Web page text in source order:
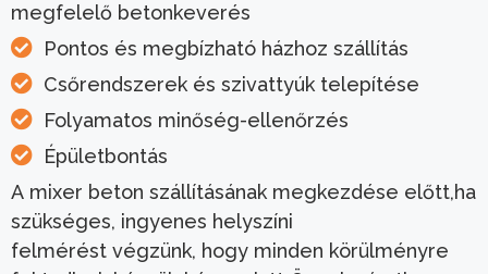
megfelelő betonkeverés
Pontos és megbízható házhoz szállítás
Csőrendszerek és szivattyúk telepítése
Folyamatos minőség-ellenőrzés
Épületbontás
A mixer beton szállításának megkezdése előtt,ha
szükséges, ingyenes helyszíni
felmérést végzünk, hogy minden körülményre